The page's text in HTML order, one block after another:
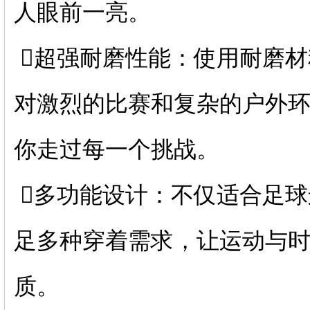
人眼前一亮。
️⃣超强耐磨性能：使用耐磨
对激烈的比赛和复杂的户外
你走过每一个挑战。
️⃣多功能设计：不仅适合足
足多种穿着需求，让运动与
质。